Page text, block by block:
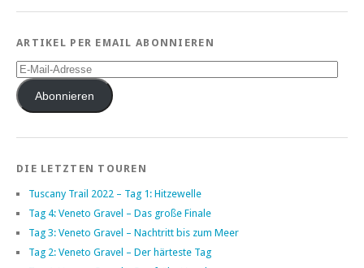
ARTIKEL PER EMAIL ABONNIEREN
E-
Mail-
AdresseAbonnieren
DIE LETZTEN TOUREN
Tuscany Trail 2022 – Tag 1: Hitzewelle
Tag 4: Veneto Gravel – Das große Finale
Tag 3: Veneto Gravel – Nachtritt bis zum Meer
Tag 2: Veneto Gravel – Der härteste Tag